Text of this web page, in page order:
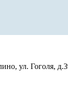
ул. Гоголя,